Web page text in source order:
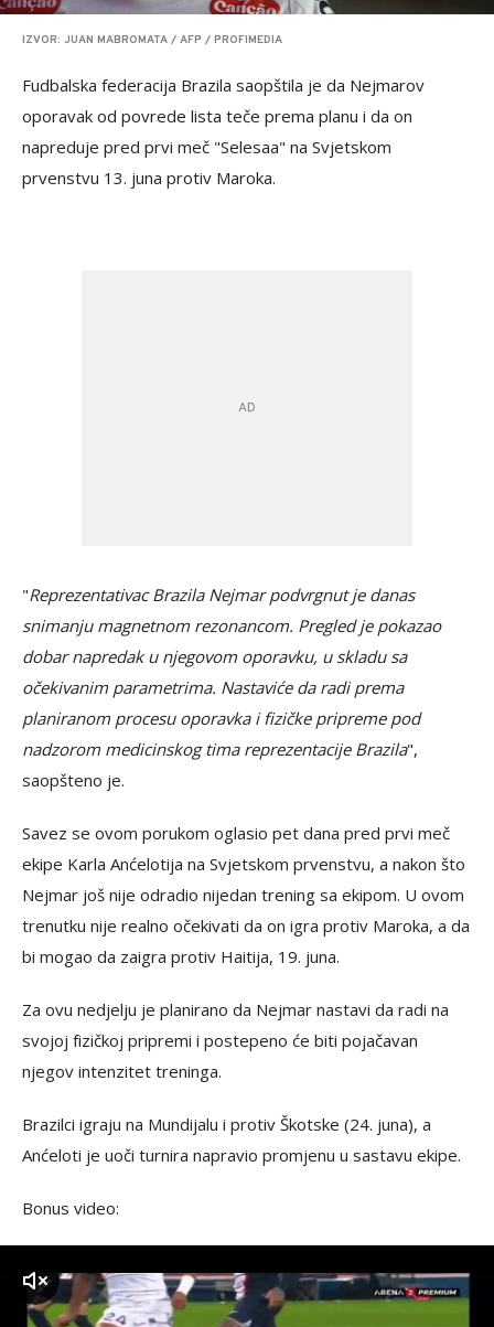
IZVOR: JUAN MABROMATA / AFP / PROFIMEDIA
Fudbalska federacija Brazila saopštila je da Nejmarov
oporavak od povrede lista teče prema planu i da on
napreduje pred prvi meč "Selesaa" na Svjetskom
prvenstvu 13. juna protiv Maroka.
"Reprezentativac Brazila Nejmar podvrgnut je danas
snimanju magnetnom rezonancom. Pregled je pokazao
dobar napredak u njegovom oporavku, u skladu sa
očekivanim parametrima. Nastaviće da radi prema
planiranom procesu oporavka i fizičke pripreme pod
nadzorom medicinskog tima reprezentacije Brazila",
saopšteno je.
Savez se ovom porukom oglasio pet dana pred prvi meč
ekipe Karla Anćelotija na Svjetskom prvenstvu, a nakon što
Nejmar još nije odradio nijedan trening sa ekipom. U ovom
trenutku nije realno očekivati da on igra protiv Maroka, a da
bi mogao da zaigra protiv Haitija, 19. juna.
Za ovu nedjelju je planirano da Nejmar nastavi da radi na
svojoj fizičkoj pripremi i postepeno će biti pojačavan
njegov intenzitet treninga.
Brazilci igraju na Mundijalu i protiv Škotske (24. juna), a
Anćeloti je uoči turnira napravio promjenu u sastavu ekipe.
Bonus video: